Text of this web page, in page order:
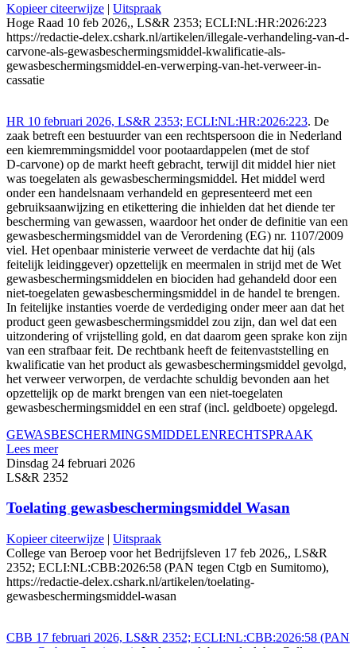
Kopieer citeerwijze | Uitspraak
Hoge Raad 10 feb 2026,, LS&R 2353; ECLI:NL:HR:2026:223
https://redactie-delex.cshark.nl/artikelen/illegale-verhandeling-van-d-
carvone-als-gewasbeschermingsmiddel-kwalificatie-als-
gewasbeschermingsmiddel-en-verwerping-van-het-verweer-in-
cassatie
HR 10 februari 2026, LS&R 2353; ECLI:NL:HR:2026:223. De
zaak betreft een bestuurder van een rechtspersoon die in Nederland
een kiemremmingsmiddel voor pootaardappelen (met de stof
D‑carvone) op de markt heeft gebracht, terwijl dit middel hier niet
was toegelaten als gewasbeschermingsmiddel. Het middel werd
onder een handelsnaam verhandeld en gepresenteerd met een
gebruiksaanwijzing en etikettering die inhielden dat het diende ter
bescherming van gewassen, waardoor het onder de definitie van een
gewasbeschermingsmiddel van de Verordening (EG) nr. 1107/2009
viel. Het openbaar ministerie verweet de verdachte dat hij (als
feitelijk leidinggever) opzettelijk en meermalen in strijd met de Wet
gewasbeschermingsmiddelen en biociden had gehandeld door een
niet‑toegelaten gewasbeschermingsmiddel in de handel te brengen.
In feitelijke instanties voerde de verdediging onder meer aan dat het
product geen gewasbeschermingsmiddel zou zijn, dan wel dat een
uitzondering of vrijstelling gold, en dat daarom geen sprake kon zijn
van een strafbaar feit. De rechtbank heeft de feitenvaststelling en
kwalificatie van het product als gewasbeschermingsmiddel gevolgd,
het verweer verworpen, de verdachte schuldig bevonden aan het
opzettelijk op de markt brengen van een niet‑toegelaten
gewasbeschermingsmiddel en een straf (incl. geldboete) opgelegd.
GEWASBESCHERMINGSMIDDELENRECHTSPRAAK
Lees meer
Dinsdag 24 februari 2026
LS&R 2352
Toelating gewasbeschermingsmiddel Wasan
Kopieer citeerwijze | Uitspraak
College van Beroep voor het Bedrijfsleven 17 feb 2026,, LS&R
2352; ECLI:NL:CBB:2026:58 (PAN tegen Ctgb en Sumitomo),
https://redactie-delex.cshark.nl/artikelen/toelating-
gewasbeschermingsmiddel-wasan
CBB 17 februari 2026, LS&R 2352; ECLI:NL:CBB:2026:58 (PAN